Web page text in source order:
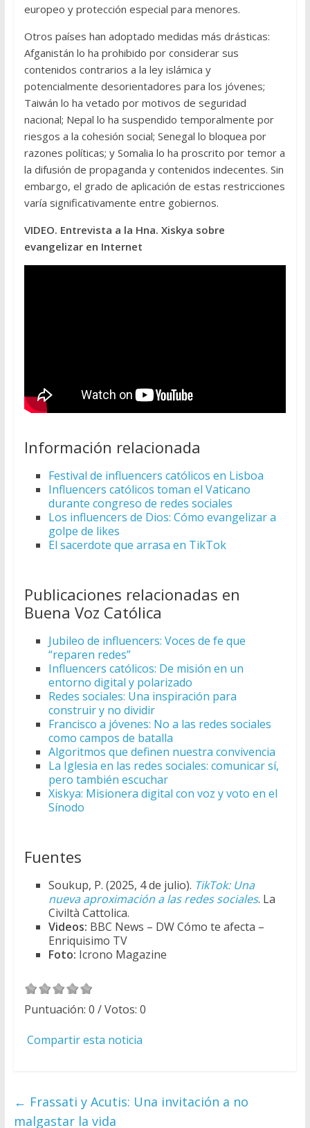
europeo y protección especial para menores.
Otros países han adoptado medidas más drásticas:
Afganistán lo ha prohibido por considerar sus
contenidos contrarios a la ley islámica y
potencialmente desorientadores para los jóvenes;
Taiwán lo ha vetado por motivos de seguridad
nacional; Nepal lo ha suspendido temporalmente por
riesgos a la cohesión social; Senegal lo bloquea por
razones políticas; y Somalia lo ha proscrito por temor a
la difusión de propaganda y contenidos indecentes. Sin
embargo, el grado de aplicación de estas restricciones
varía significativamente entre gobiernos.
VIDEO. Entrevista a la Hna. Xiskya sobre
evangelizar en Internet
Información relacionada
Festival de influencers católicos en Lisboa
Influencers católicos toman el Vaticano
durante congreso de redes sociales
Los influencers de Dios: Cómo evangelizar a
golpe de likes
El sacerdote que arrasa en TikTok
Publicaciones relacionadas en
Buena Voz Católica
Jubileo de influencers: Voces de fe que
“reparen redes”
Influencers católicos: De misión en un
entorno digital y polarizado
Redes sociales: Una inspiración para
construir y no dividir
Francisco a jóvenes: No a las redes sociales
como campos de batalla
Algoritmos que definen nuestra convivencia
La Iglesia en las redes sociales: comunicar sí,
pero también escuchar
Xiskya: Misionera digital con voz y voto en el
Sínodo
Fuentes
Soukup, P. (2025, 4 de julio). TikTok: Una
nueva aproximación a las redes sociales. La
Civiltà Cattolica.
Videos: BBC News – DW Cómo te afecta –
Enriquisimo TV
Foto: Icrono Magazine
Puntuación: 0 / Votos: 0
Compartir esta noticia
← Frassati y Acutis: Una invitación a no
malgastar la vida